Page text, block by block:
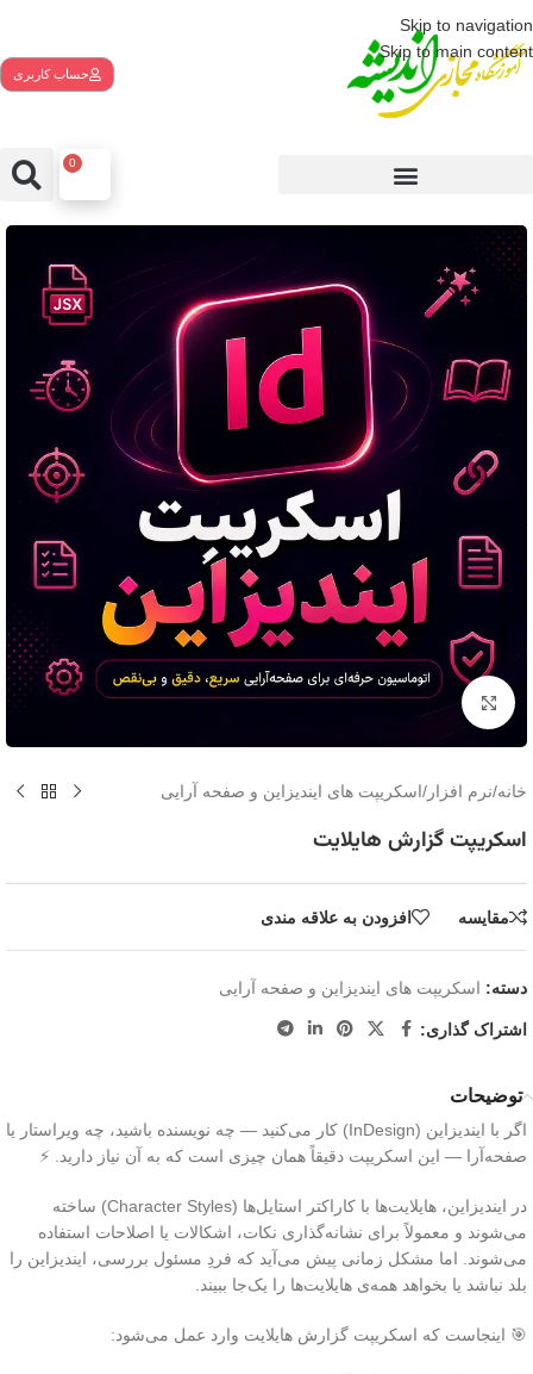
Skip to navigation
Skip to main content
حساب کاربری
0
برای بزرگنمایی کلیک کنید
خانه/نرم افزار /اسکریپت های ایندیزاین و صفحه آرایی
اسکریپت گزارش هایلایت
مقايسه افزودن به علاقه مندی
دسته: اسکریپت های ایندیزاین و صفحه آرایی
اشتراک گذاری:
توضیحات
اگر با ایندیزاین (InDesign) کار می‌کنید — چه نویسنده باشید، چه ویراستار یا
صفحه‌آرا — این اسکریپت دقیقاً همان چیزی است که به آن نیاز دارید. ⚡️
در ایندیزاین، هایلایت‌ها با کاراکتر استایل‌ها (Character Styles) ساخته
می‌شوند و معمولاً برای نشانه‌گذاری نکات، اشکالات یا اصلاحات استفاده
می‌شوند. اما مشکل زمانی پیش می‌آید که فردِ مسئول بررسی، ایندیزاین را
بلد نباشد یا بخواهد همه‌ی هایلایت‌ها را یک‌جا ببیند.
🎯 اینجاست که اسکریپت گزارش هایلایت وارد عمل می‌شود: